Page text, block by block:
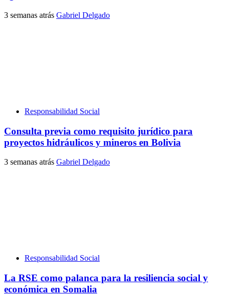
3 semanas atrás Gabriel Delgado
Responsabilidad Social
Consulta previa como requisito jurídico para
proyectos hidráulicos y mineros en Bolivia
3 semanas atrás Gabriel Delgado
Responsabilidad Social
La RSE como palanca para la resiliencia social y
económica en Somalia